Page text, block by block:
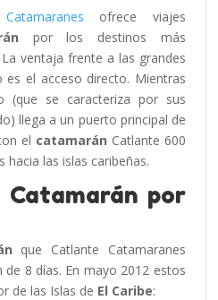
ofrece viajes
por los destinos más
La ventaja frente a las grandes
es el acceso directo. Mientras
(que se caracteriza por sus
llega a un puerto principal de
el catamarán Catlante 600
hacia las islas caribeñas.
por
que Catlante Catamaranes
8 días. En mayo 2012 estos
de las Islas de El Caribe: